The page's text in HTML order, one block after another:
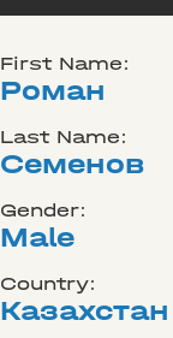
First Name:
Роман
Last Name:
Семенов
Gender:
Male
Country:
Казахстан